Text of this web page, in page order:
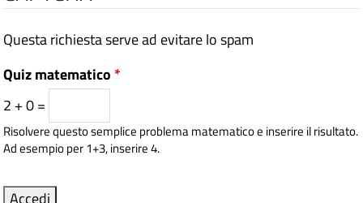
Questa richiesta serve ad evitare lo spam
Quiz matematico *
2 + 0 =
Risolvere questo semplice problema matematico e inserire il risultato.
Ad esempio per 1+3, inserire 4.